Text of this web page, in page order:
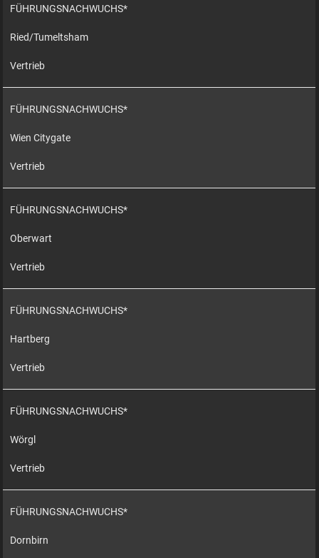
FÜHRUNGSNACHWUCHS*
Ried/Tumeltsham
Vertrieb
FÜHRUNGSNACHWUCHS*
Wien Citygate
Vertrieb
FÜHRUNGSNACHWUCHS*
Oberwart
Vertrieb
FÜHRUNGSNACHWUCHS*
Hartberg
Vertrieb
FÜHRUNGSNACHWUCHS*
Wörgl
Vertrieb
FÜHRUNGSNACHWUCHS*
Dornbirn